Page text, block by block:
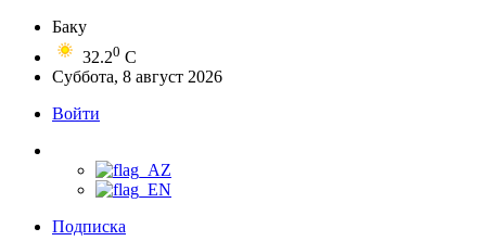
Баку
32.20 C
Суббота, 8 август 2026
Войти
Подписка